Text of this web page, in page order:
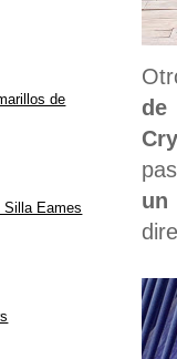
de
de
Silla Eames